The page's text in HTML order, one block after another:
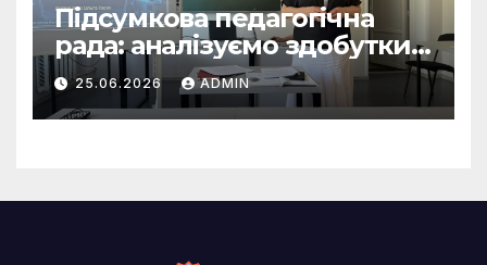
Підсумкова педагогічна
рада: аналізуємо здобутки
та окреслюємо орієнтири
на майбутнє
25.06.2026 ADMIN